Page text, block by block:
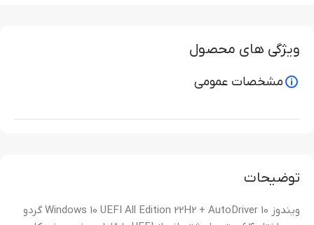
توضیحات
ویندوز 10 Windows 10 UEFI All Edition 22H2 + AutoDriver گردو
ویژگی های محصول
مشخصات عمومی